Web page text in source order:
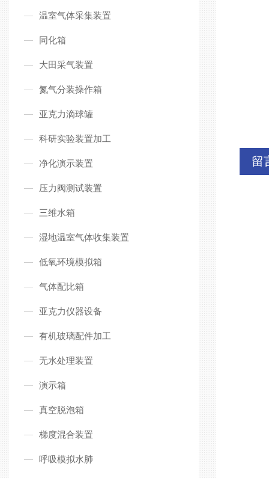
温室气体采集装置
同化箱
大田采气装置
氮气分装操作箱
亚克力滴球罐
科研实验装置加工
净化演示装置
压力阀测试装置
三维水箱
湿地温室气体收集装置
低氧环境模拟箱
气体配比箱
亚克力仪器设备
有机玻璃配件加工
无水处理装置
演示箱
真空脱泡箱
梯度混合装置
呼吸模拟水肺
留